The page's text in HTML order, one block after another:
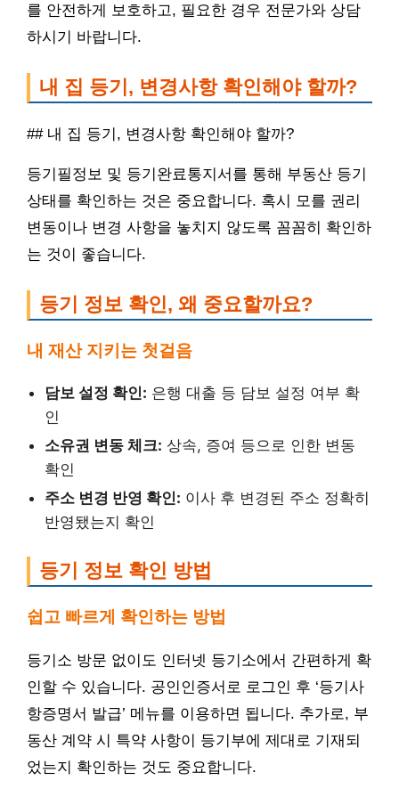
를 안전하게 보호하고, 필요한 경우 전문가와 상담
하시기 바랍니다.
내 집 등기, 변경사항 확인해야 할까?
## 내 집 등기, 변경사항 확인해야 할까?
등기필정보 및 등기완료통지서를 통해 부동산 등기
상태를 확인하는 것은 중요합니다. 혹시 모를 권리
변동이나 변경 사항을 놓치지 않도록 꼼꼼히 확인하
는 것이 좋습니다.
등기 정보 확인, 왜 중요할까요?
내 재산 지키는 첫걸음
담보 설정 확인: 은행 대출 등 담보 설정 여부 확
인
소유권 변동 체크: 상속, 증여 등으로 인한 변동
확인
주소 변경 반영 확인: 이사 후 변경된 주소 정확히
반영됐는지 확인
등기 정보 확인 방법
쉽고 빠르게 확인하는 방법
등기소 방문 없이도 인터넷 등기소에서 간편하게 확
인할 수 있습니다. 공인인증서로 로그인 후 ‘등기사
항증명서 발급’ 메뉴를 이용하면 됩니다. 추가로, 부
동산 계약 시 특약 사항이 등기부에 제대로 기재되
었는지 확인하는 것도 중요합니다.